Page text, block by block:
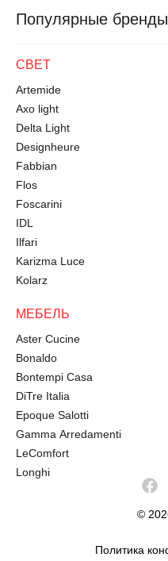
©
Политика
Популярные бренды
СВЕТ
Artemide
Axo light
Delta Light
Designheure
Fabbian
Flos
Foscarini
IDL
Ilfari
Karizma Luce
Kolarz
МЕБЕЛЬ
Aster Cucine
Bonaldo
Bontempi Casa
DiTre Italia
Epoque Salotti
Gamma Arredamenti
LeComfort
Longhi